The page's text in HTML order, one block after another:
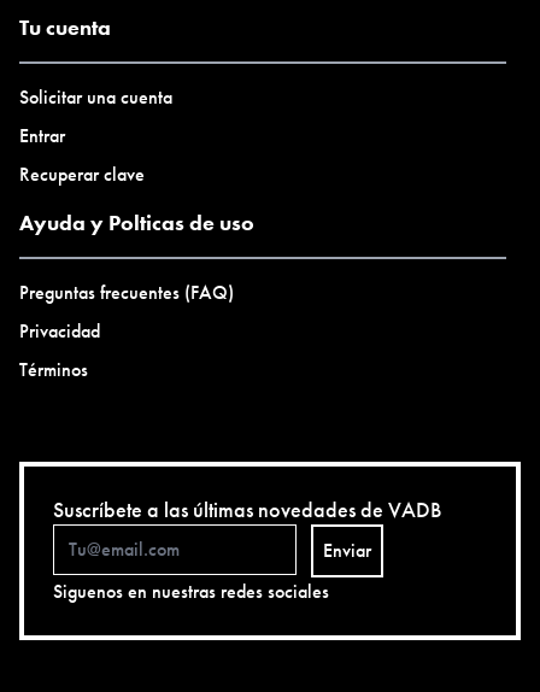
Tu cuenta
Solicitar una cuenta
Entrar
Recuperar clave
Ayuda y Polticas de uso
Preguntas frecuentes (FAQ)
Privacidad
Términos
Suscríbete a las últimas novedades de VADB
Enviar
Siguenos en nuestras redes sociales